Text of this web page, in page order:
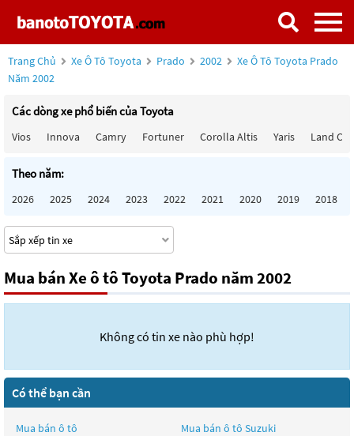
Trang Chủ Xe Ô Tô Toyota Prado 2002
Xe Ô Tô Toyota Prado
Năm 2002
Các dòng xe phổ biến của Toyota
Vios Innova Camry Fortuner Corolla Altis Yaris Land
Theo năm:
2026 2025 2024 2023 2022 2021 2020 2019 2018
Mua bán Xe ô tô Toyota Prado năm 2002
Không có tin xe nào phù hợp!
Có thể bạn cần
Mua bán ô tô Mua bán ô tô Suzuki